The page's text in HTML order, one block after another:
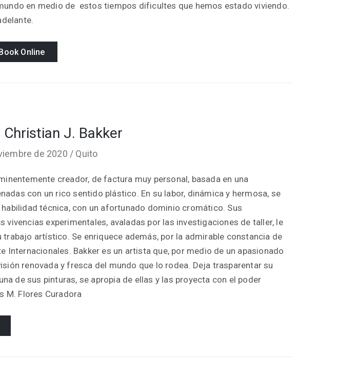
en medio de estos tiempos dificultes que hemos estado viviendo.
Online
J. Bakker
de 2020 / Quito
creador, de factura muy personal, basada en una
con un rico sentido plástico. En su labor, dinámica y hermosa, se
técnica, con un afortunado dominio cromático. Sus
vivencias experimentales, avaladas por las investigaciones de taller, le
trabajo artístico. Se enriquece además, por la admirable constancia de
Internacionales. Bakker es un artista que, por medio de un apasionado
renovada y fresca del mundo que lo rodea. Deja trasparentar su
de sus pinturas, se apropia de ellas y las proyecta con el poder
M. Flores Curadora